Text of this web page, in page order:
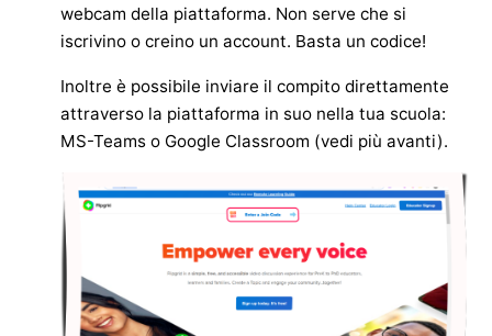
webcam della piattaforma. Non serve che si
iscrivino o creino un account. Basta un codice!
Inoltre è possibile inviare il compito direttamente
attraverso la piattaforma in suo nella tua scuola:
MS-Teams o Google Classroom (vedi più avanti).